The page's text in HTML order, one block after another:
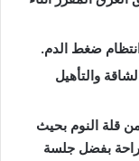
ضغط الدم.
والتأهيل
قلة النوم بحيث
بفضل جلسة